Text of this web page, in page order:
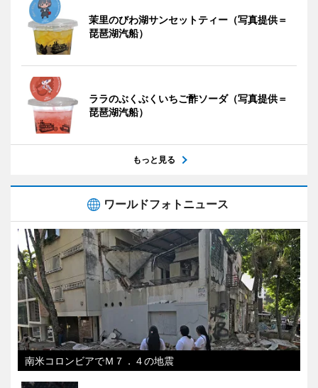
茉里のびわ湖サンセットティー（写真提供＝
琵琶湖汽船）
ララのぶくぶくいちご酢ソーダ（写真提供＝
琵琶湖汽船）
もっと見る
ワールドフォトニュース
南米コロンビアでＭ７．４の地震